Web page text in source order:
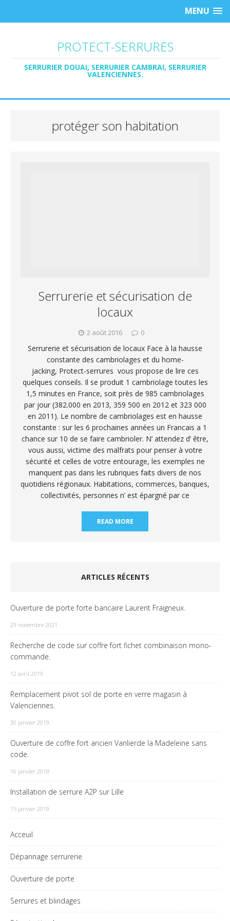
MENU
PROTECT-SERRURES
SERRURIER DOUAI, SERRURIER CAMBRAI, SERRURIER
VALENCIENNES.
protéger son habitation
Serrurerie et sécurisation de
locaux
2 août 2016 0
Serrurerie et sécurisation de locaux Face à la hausse
constante des cambriolages et du home-
jacking, Protect-serrures vous propose de lire ces
quelques conseils. Il se produit 1 cambriolage toutes les
1,5 minutes en France, soit près de 985 cambriolages
par jour (382.000 en 2013, 359 500 en 2012 et 323 000
en 2011). Le nombre de cambriolages est en hausse
constante : sur les 6 prochaines années un Francais a 1
chance sur 10 de se faire cambrioler. N’ attendez d’ être,
vous aussi, victime des malfrats pour penser à votre
sécurité et celles de votre entourage, les exemples ne
manquent pas dans les rubriques faits divers de nos
quotidiens régionaux. Habitations, commerces, banques,
collectivités, personnes n’ est épargné par ce
READ MORE
ARTICLES RÉCENTS
Ouverture de porte forte bancaire Laurent Fraigneux.
29 novembre 2021
Recherche de code sur coffre fort fichet combinaison mono-
commande.
12 avril 2019
Remplacement pivot sol de porte en verre magasin à
Valenciennes.
30 janvier 2019
Ouverture de coffre fort ancien Vanlierde la Madeleine sans
code.
16 janvier 2019
Installation de serrure A2P sur Lille
15 janvier 2019
Acceuil
Dépannage serrurerie
Ouverture de porte
Serrures et blindages